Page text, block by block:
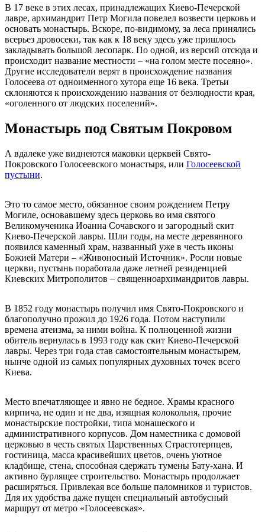
В 17 веке в этих лесах, принадлежащих Киево-Печерской
лавре, архимандрит Петр Могила повелел возвести церковь и
основать монастырь. Вскоре, по-видимому, за леса принялись
всерьез дровосеки, так как к 18 веку здесь уже пришлось
закладывать большой лесопарк. По одной, из версий отсюда и
происходит название местности – «на голом месте посеяно».
Другие исследователи верят в происхождение названия
Голосеева от одноименного хутора еще 16 века. Третьи
склоняются к происхождению названия от безлюдности края,
«оголенного от людских поселений».
Монастырь под Святым Покровом
А вдалеке уже виднеются маковки церквей Свято-
Покровского Голосеевского монастыря, или Голосеевской
пустыни.
Это то самое место, обязанное своим рождением Петру
Могиле, основавшему здесь церковь во имя святого
Великомученика Иоанна Сочавского и загородный скит
Киево-Печерской лавры. Шли годы, на месте деревянного
появился каменный храм, названный уже в честь иконы
Божией Матери – «Живоносный Источник». Росли новые
церкви, пустынь поработала даже летней резиденцией
Киевских Митрополитов – священноархимандритов лавры.
В 1852 году монастырь получил имя Свято-Покровского и
благополучно прожил до 1926 года. Потом наступили
времена атеизма, за ними война. К полноценной жизни
обитель вернулась в 1993 году как скит Киево-Печерской
лавры. Через три года став самостоятельным монастырем,
нынче одной из самых популярных духовных точек всего
Киева.
Место впечатляющее и явно не бедное. Храмы красного
кирпича, не один и не два, изящная колокольня, прочие
монастырские постройки, типа монашеского и
административного корпусов. Дом наместника с домовой
церковью в честь святых Царственных Страстотерпцев,
гостиница, масса красивейших цветов, очень уютное
кладбище, стена, способная сдержать тумены Бату-хана. И
активно бурлящее строительство. Монастырь продолжает
расширяться. Привлекая все больше паломников и туристов.
Для их удобства даже пущен специальный автобусный
маршрут от метро «Голосеевская».